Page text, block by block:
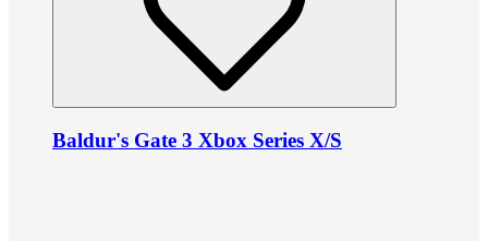
Baldur's Gate 3 Xbox Series X/S